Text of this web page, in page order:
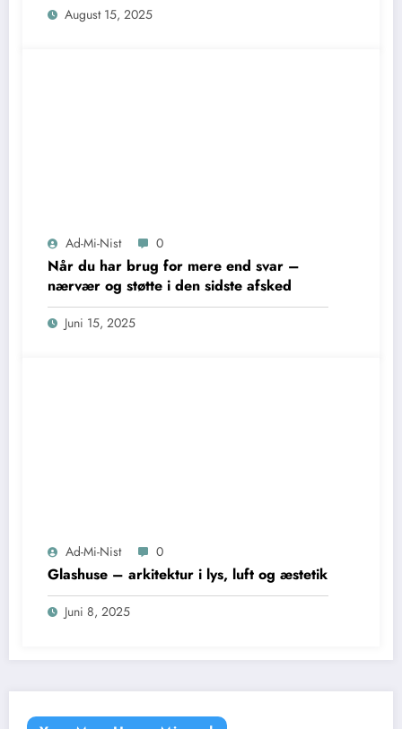
August 15, 2025
Ad-Mi-Nist 0
Når du har brug for mere end svar –
nærvær og støtte i den sidste afsked
Juni 15, 2025
Ad-Mi-Nist 0
Glashuse – arkitektur i lys, luft og æstetik
Juni 8, 2025